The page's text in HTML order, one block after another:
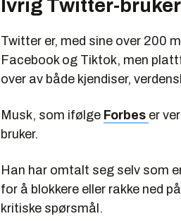
Ivrig Twitter-bruker
Twitter er, med sine over 200
Facebook og Tiktok, men
over av både kjendiser,
Musk, som ifølge Forbes er
bruker.
Han har omtalt seg selv som
for å blokkere eller rakke ned
kritiske spørsmål.